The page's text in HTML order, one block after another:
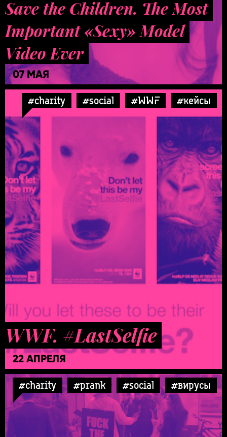
Save the Children. The Most
Important «Sexy» Model
Video Ever
07 МАЯ
#charity #social #WWF #кейсы
WWF. #LastSelfie
22 АПРЕЛЯ
#charity #prank #social #вирусы